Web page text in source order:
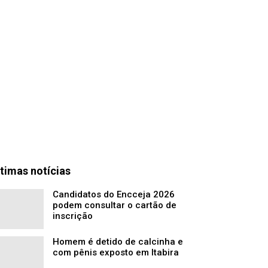
notícias
Candidatos do Encceja 2026
podem consultar o cartão de
inscrição
Homem é detido de calcinha e
com pênis exposto em Itabira